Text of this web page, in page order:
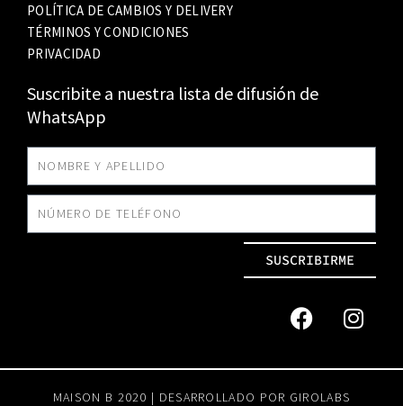
POLÍTICA DE CAMBIOS Y DELIVERY
TÉRMINOS Y CONDICIONES
PRIVACIDAD
Suscribite a nuestra lista de difusión de
WhatsApp
SUSCRIBIRME
MAISON B 2020 | DESARROLLADO POR GIROLABS